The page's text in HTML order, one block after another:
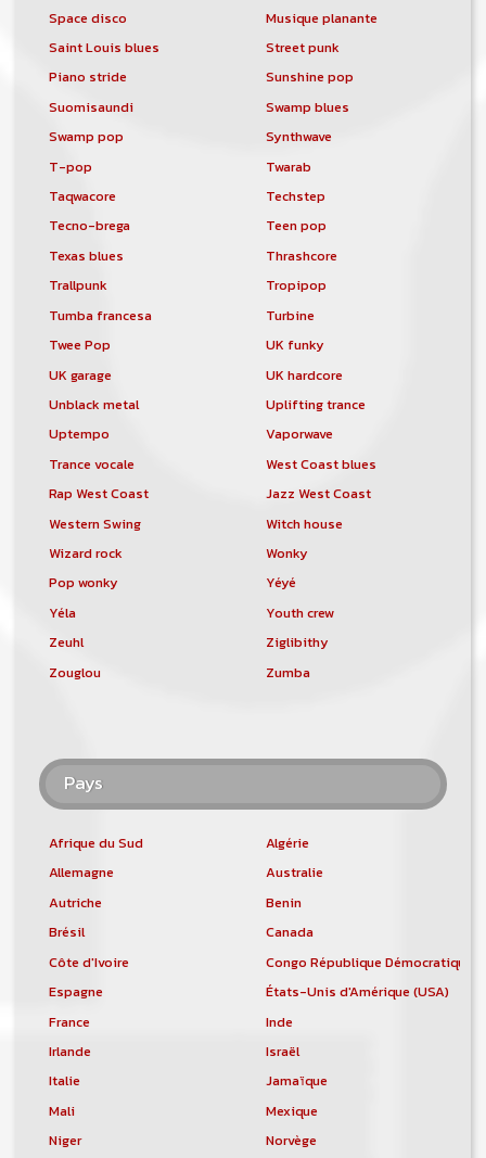
Space disco
Musique planante
Saint Louis blues
Street punk
Piano stride
Sunshine pop
Suomisaundi
Swamp blues
Swamp pop
Synthwave
T-pop
Twarab
Taqwacore
Techstep
Tecno-brega
Teen pop
Texas blues
Thrashcore
Trallpunk
Tropipop
Tumba francesa
Turbine
Twee Pop
UK funky
UK garage
UK hardcore
Unblack metal
Uplifting trance
Uptempo
Vaporwave
Trance vocale
West Coast blues
Rap West Coast
Jazz West Coast
Western Swing
Witch house
Wizard rock
Wonky
Pop wonky
Yéyé
Yéla
Youth crew
Zeuhl
Ziglibithy
Zouglou
Zumba
Pays
Afrique du Sud
Algérie
Allemagne
Australie
Autriche
Benin
Brésil
Canada
Côte d'Ivoire
Congo République Démocratique
Espagne
États-Unis d'Amérique (USA)
France
Inde
Irlande
Israël
Italie
Jamaïque
Mali
Mexique
Niger
Norvège